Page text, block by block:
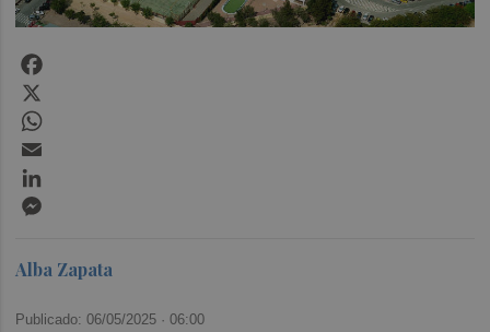
Alba Zapata
Publicado: 06/05/2025 ·06:00